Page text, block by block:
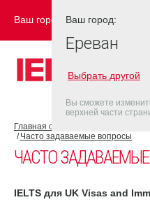
Ваш город: ЕРЕВАН
Главная страница
Часто задаваемые вопросы
ЧАСТО
IELTS для UK Visas and
Ваш город:
Ереван
Выбрать другой
Вы сможете
верхней части